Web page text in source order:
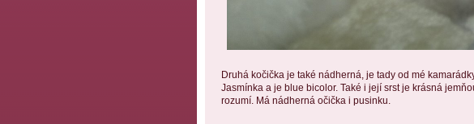
Druhá kočička je také nádherná, je tady od mé
Jasmínka a je blue bicolor. Také i její srst je krásná
rozumí. Má nádherná očička i pusinku.